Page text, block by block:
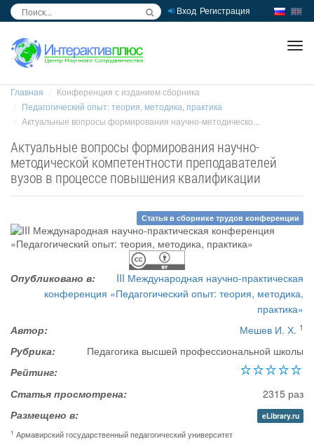
Вход Регистрация
Главная
Конференция с изданием сборника
Педагогический опыт: теория, методика, практика
Актуальные вопросы формирования научно-методическо...
Актуальные вопросы формирования научно-
методической компетентности преподавателей
вузов в процессе повышения квалификации
Статья в сборнике трудов конференции
Опубликовано в:
III Международная научно-практическая
конференция «Педагогический опыт: теория, методика,
практика»
Автор:
Мешев И. Х. 1
Рубрика:
Педагогика высшей профессиональной школы
Рейтинг:
Статья просмотрена:
2315 раз
Размещено в:
eLibrary.ru
1 Армавирский государственный педагогический университет